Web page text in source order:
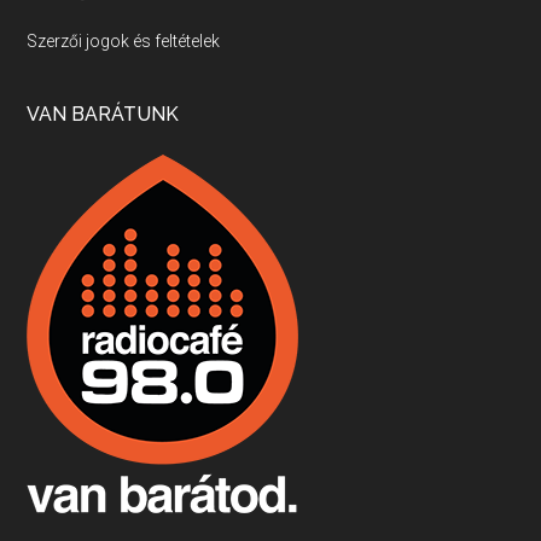
Villány, kékfrankos, Jackfall
Apr 17, 2026 • 00:35:38
Boston, teadélután, bab és homár
Apr 9, 2026 • 00:37:17
Fermentáljunk, a testünk meghálálja!
Apr 3, 2026 • 00:36:07
Szerzői jogok és feltételek
VAN BARÁTUNK